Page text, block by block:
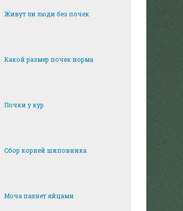
Живут ли люди без почек
Какой размер почек норма
Почки у кур
Сбор корней шиповника
Моча пахнет яйцами